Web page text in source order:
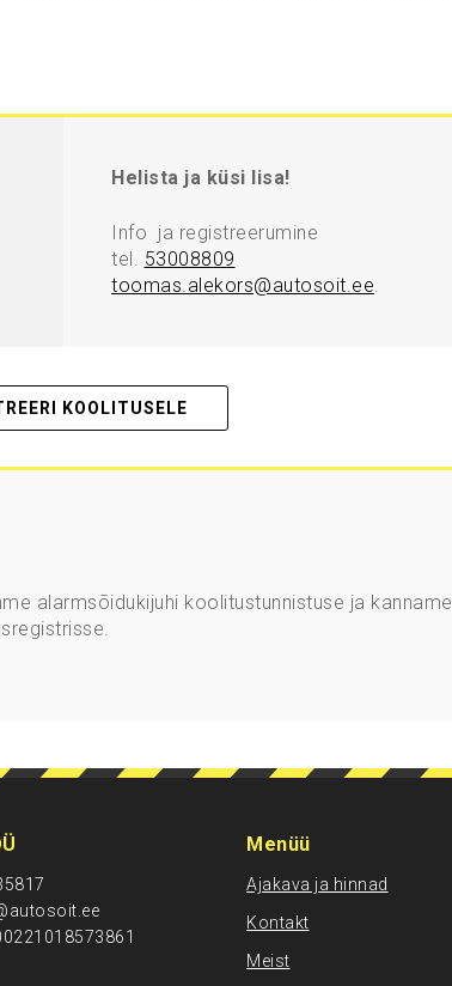
Helista ja küsi lisa!
Info ja registreerumine
tel. 53008809
toomas.alekors@autosoit.ee.
KOOLITUSELE
alarmsõidukijuhi koolitustunnistuse ja kanname
Menüü
Ajakava ja hinnad
Kontakt
Meist